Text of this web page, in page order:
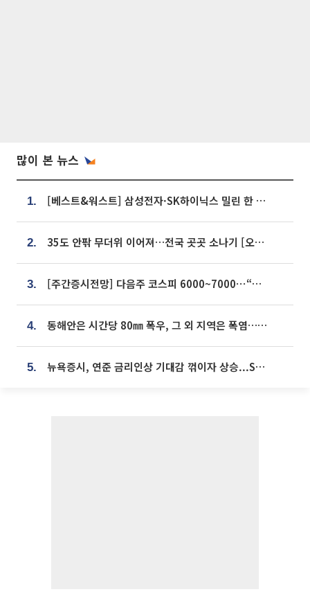
많이 본 뉴스
1. [베스트&워스트] 삼성전자·SK하이닉스 밀린 한 주…상상인증권은 85% 급등
2. 35도 안팎 무더위 이어져…전국 곳곳 소나기 [오늘 날씨]
3. [주간증시전망] 다음주 코스피 6000~7000⋯“外人 수급은 정책이 변수”
4. 동해안은 시간당 80㎜ 폭우, 그 외 지역은 폭염…‘극과 극 날씨’
5. 뉴욕증시, 연준 금리인상 기대감 꺾이자 상승...S&P500 사상 최고치 [종합]